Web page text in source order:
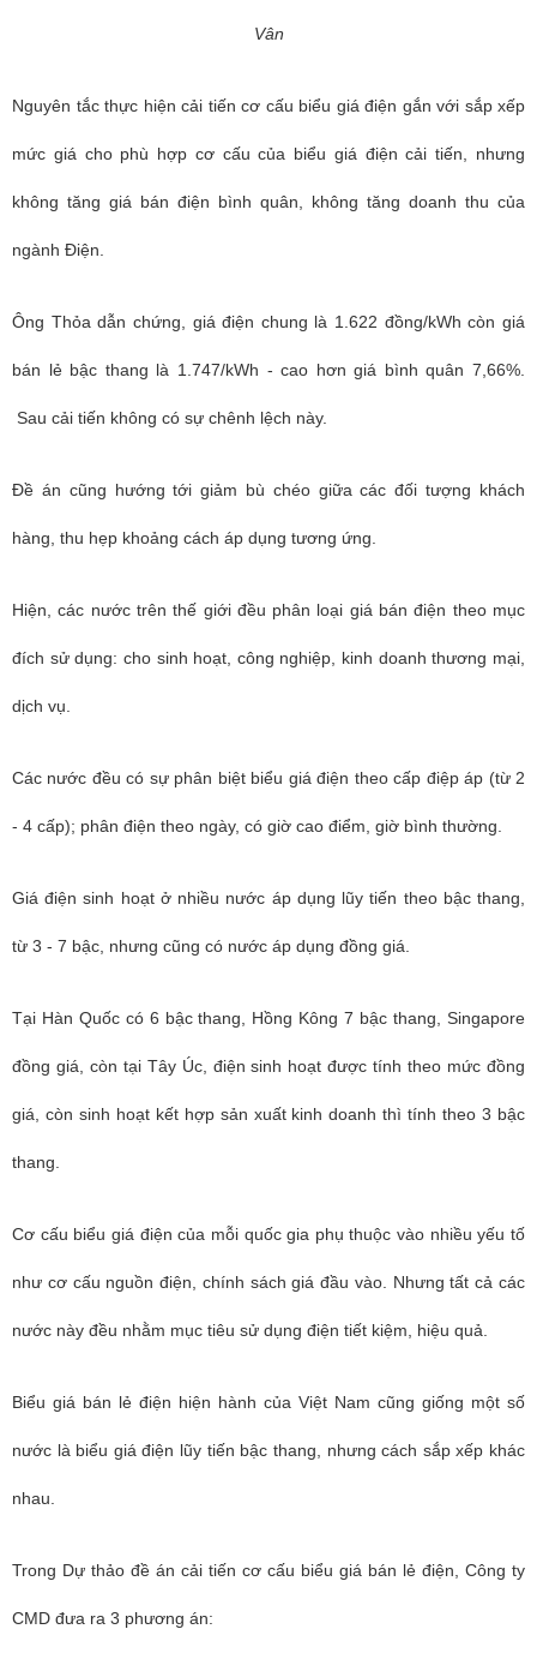
Vân
Nguyên tắc thực hiện cải tiến cơ cấu biểu giá điện gắn với sắp xếp
mức giá cho phù hợp cơ cấu của biểu giá điện cải tiến, nhưng
không tăng giá bán điện bình quân, không tăng doanh thu của
ngành Điện.
Ông Thỏa dẫn chứng, giá điện chung là 1.622 đồng/kWh còn giá
bán lẻ bậc thang là 1.747/kWh - cao hơn giá bình quân 7,66%.
Sau cải tiến không có sự chênh lệch này.
Đề án cũng hướng tới giảm bù chéo giữa các đối tượng khách
hàng, thu hẹp khoảng cách áp dụng tương ứng.
Hiện, các nước trên thế giới đều phân loại giá bán điện theo mục
đích sử dụng: cho sinh hoạt, công nghiệp, kinh doanh thương mại,
dịch vụ.
Các nước đều có sự phân biệt biểu giá điện theo cấp điệp áp (từ 2
- 4 cấp); phân điện theo ngày, có giờ cao điểm, giờ bình thường.
Giá điện sinh hoạt ở nhiều nước áp dụng lũy tiến theo bậc thang,
từ 3 - 7 bậc, nhưng cũng có nước áp dụng đồng giá.
Tại Hàn Quốc có 6 bậc thang, Hồng Kông 7 bậc thang, Singapore
đồng giá, còn tại Tây Úc, điện sinh hoạt được tính theo mức đồng
giá, còn sinh hoạt kết hợp sản xuất kinh doanh thì tính theo 3 bậc
thang.
Cơ cấu biểu giá điện của mỗi quốc gia phụ thuộc vào nhiều yếu tố
như cơ cấu nguồn điện, chính sách giá đầu vào. Nhưng tất cả các
nước này đều nhằm mục tiêu sử dụng điện tiết kiệm, hiệu quả.
Biểu giá bán lẻ điện hiện hành của Việt Nam cũng giống một số
nước là biểu giá điện lũy tiến bậc thang, nhưng cách sắp xếp khác
nhau.
Trong Dự thảo đề án cải tiến cơ cấu biểu giá bán lẻ điện, Công ty
CMD đưa ra 3 phương án: